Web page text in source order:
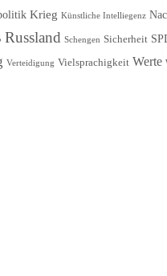
Krieg Künstliche Intelliegenz
Russland Schengen Sicherheit
Verteidigung Vielsprachigkeit Werte